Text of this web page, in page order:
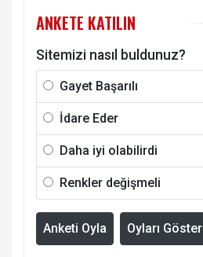
ANKETE KATILIN
Sitemizi nasıl buldunuz?
Gayet Başarılı
İdare Eder
Daha iyi olabilirdi
Renkler değişmeli
Anketi Oyla Oyları Göster